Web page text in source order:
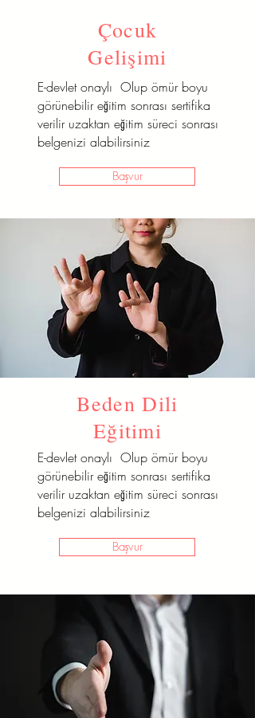
Çocuk
Gelişimi
E-devlet onaylı Olup ömür boyu
görünebilir eğitim sonrası sertifika
verilir uzaktan eğitim süreci sonrası
belgenizi alabilirsiniz
Başvur
Beden Dili
Eğitimi
E-devlet onaylı Olup ömür boyu
görünebilir eğitim sonrası sertifika
verilir uzaktan eğitim süreci sonrası
belgenizi alabilirsiniz
Başvur